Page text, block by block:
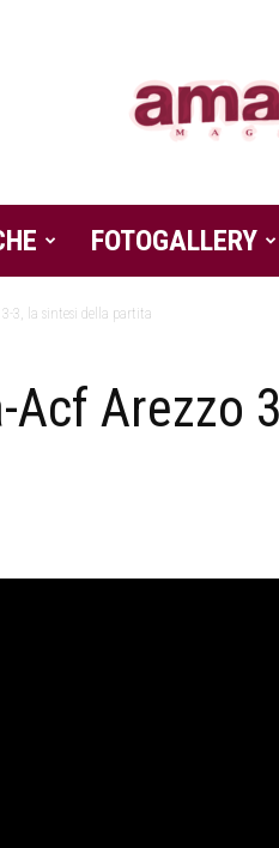
FOTOGALLERY
3-3, la sintesi della partita
Acf Arezzo